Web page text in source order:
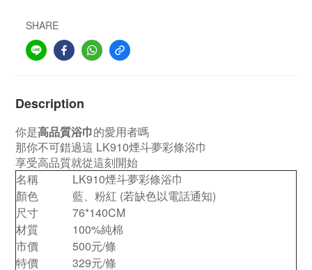
SHARE
Description
你是高品質浴巾的愛用者嗎
那你不可錯過這 LK910煙斗夢彩條浴巾
享受高品質就從這刻開始
名稱
LK910煙斗夢彩條浴巾
顏色
藍、粉紅 (若缺色以電話通知)
尺寸
76*140CM
材質
100%純棉
市價
500元/條
特價
329元/條